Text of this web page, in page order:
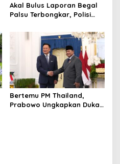
Akal Bulus Laporan Begal
Palsu Terbongkar, Polisi
Perusahaan untuk Crypto
Bertemu PM Thailand,
Prabowo Ungkapkan Duka